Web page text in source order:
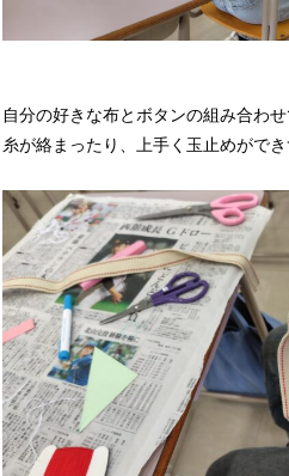
自分の好きな布とボタンの組み合わ
糸が絡まったり、上手く玉止めがで